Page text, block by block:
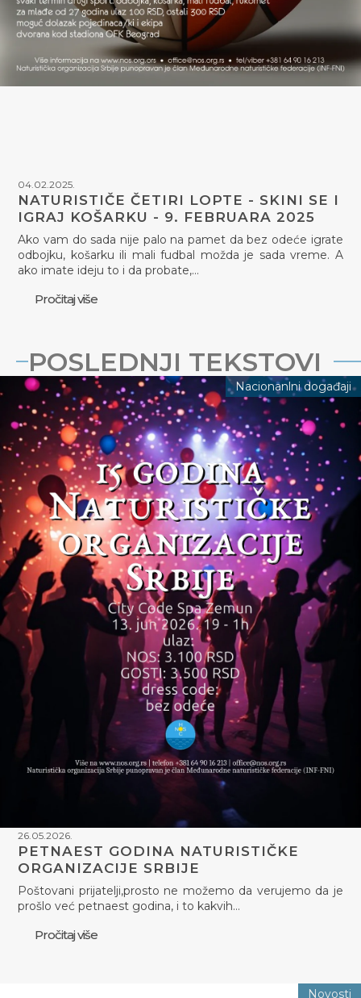
04.02.2025.
NATURISTIČE ČETIRI LOPTE - SKINI SE I
IGRAJ KOŠARKU - 9. FEBRUARA 2025
Ako vam do sada nije palo na pamet da bez odeće igrate
odbojku, košarku ili mali fudbal možda je sada vreme. A
ako imate ideju to i da probate,…
Pročitaj više
POSLEDNJI TEKSTOVI
Nacionanlni događaji
26.05.2026.
PETNAEST GODINA NATURISTIČKE
ORGANIZACIJE SRBIJE
Poštovani prijatelji,prosto ne možemo da verujemo da je
prošlo već petnaest godina, i to kakvih…
Pročitaj više
Novosti